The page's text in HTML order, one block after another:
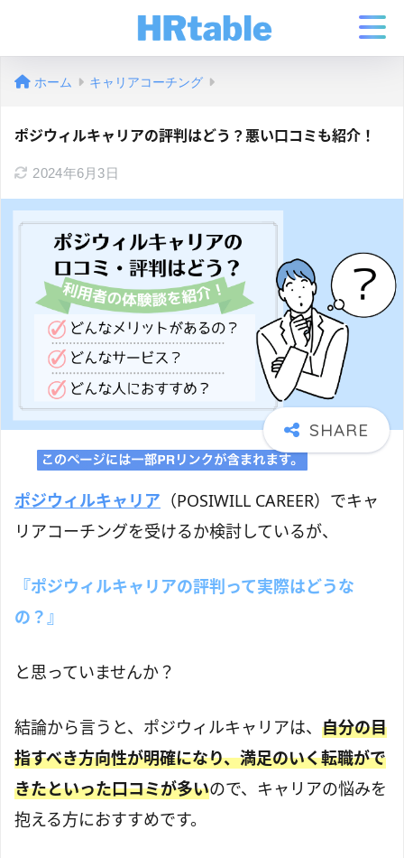
ホーム キャリアコーチング
ポジウィルキャリアの評判はどう？悪い口コミも紹介！
2024年6月3日
ポジウィルキャリア （POSIWILL CAREER）でキャ
リアコーチングを受けるか検討しているが、
『ポジウィルキャリアの評判って実際はどうな
の？』
と思っていませんか？
結論から言うと、ポジウィルキャリアは、 自分の目
指すべき方向性が明確になり、満足のいく転職がで
きたといった口コミが多いので、キャリアの悩みを
抱える方におすすめです。